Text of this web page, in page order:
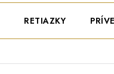
RETIAZKY